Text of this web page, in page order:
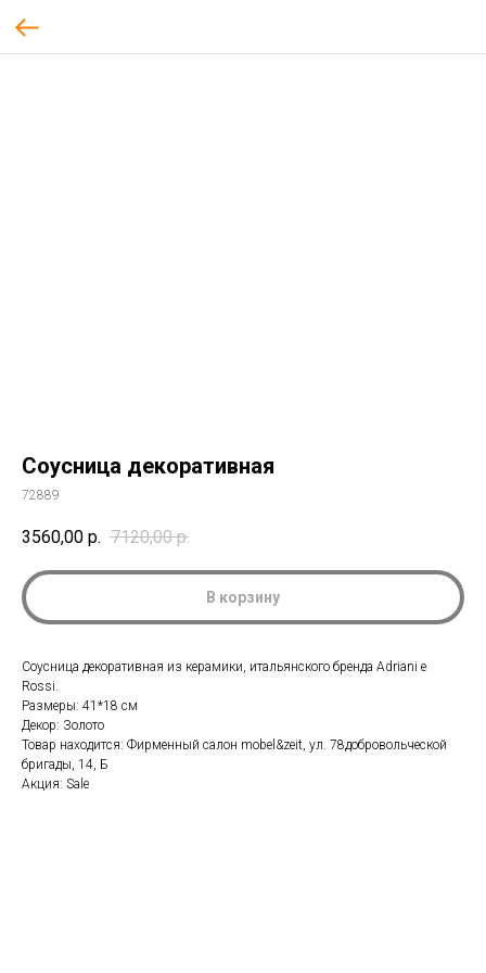
Соусница декоративная
72889
3560,00 р. 7120,00 р.
В корзину
Соусница декоративная из керамики, итальянского бренда Adriani e
Rossi.
Размеры: 41*18 см
Декор: Золото
Товар находится: Фирменный салон mobel&zeit, ул. 78добровольческой
бригады, 14, Б
Акция: Sale